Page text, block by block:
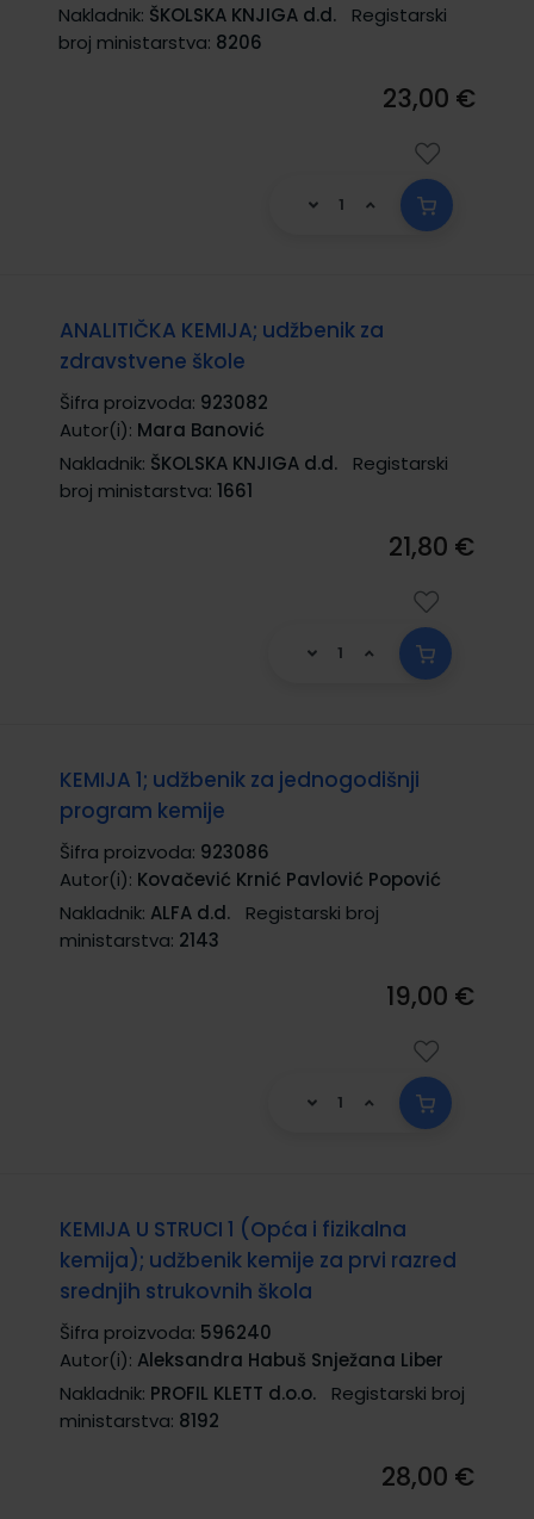
Nakladnik: ŠKOLSKA KNJIGA d.d.
Registarski
broj ministarstva: 8206
23,00 €
ANALITIČKA KEMIJA; udžbenik za
zdravstvene škole
Šifra proizvoda: 923082
Autor(i): Mara Banović
Nakladnik: ŠKOLSKA KNJIGA d.d.
Registarski
broj ministarstva: 1661
21,80 €
KEMIJA 1; udžbenik za jednogodišnji
program kemije
Šifra proizvoda: 923086
Autor(i): Kovačević Krnić Pavlović Popović
Nakladnik: ALFA d.d.
Registarski broj
ministarstva: 2143
19,00 €
KEMIJA U STRUCI 1 (Opća i fizikalna
kemija); udžbenik kemije za prvi razred
srednjih strukovnih škola
Šifra proizvoda: 596240
Autor(i): Aleksandra Habuš Snježana Liber
Nakladnik: PROFIL KLETT d.o.o.
Registarski broj
ministarstva: 8192
28,00 €